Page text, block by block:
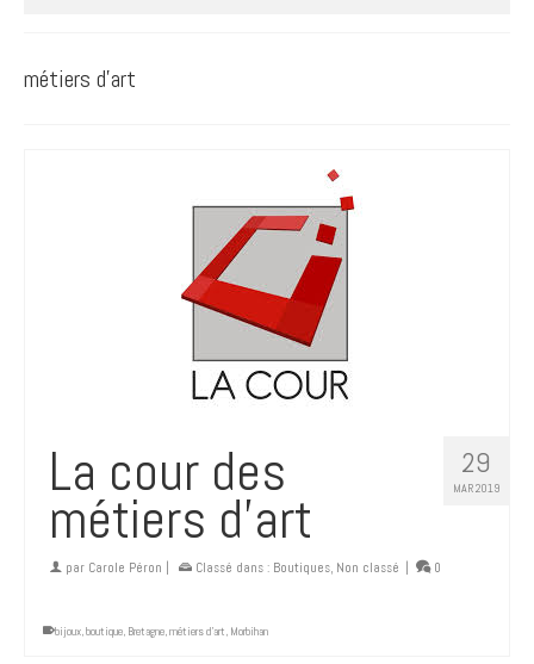
métiers d’art
29
MAR 2019
La cour des
métiers d’art
par Carole Péron Classé dans : Boutiques, Non classé 0
bijoux,boutique, Bretagne,métiers d'art, Morbihan